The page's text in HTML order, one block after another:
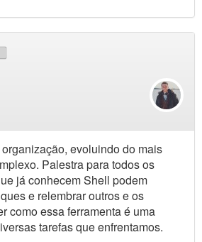
evoluindo do mais
Palestra para todos os
já conhecem Shell podem
e relembrar outros e os
como essa ferramenta é uma
tarefas que enfrentamos.